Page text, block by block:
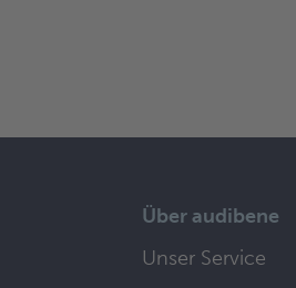
Über audibene
Unser Service